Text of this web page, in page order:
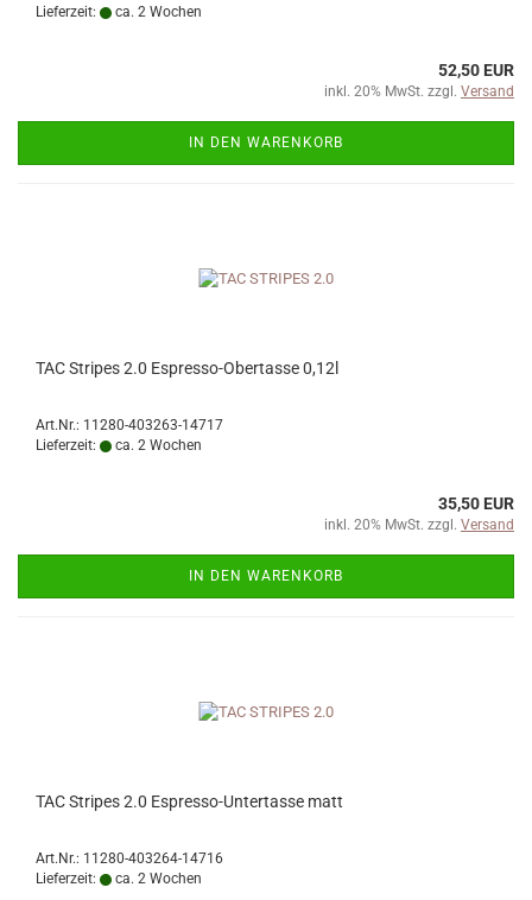
Lieferzeit: ca. 2 Wochen
52,50 EUR
inkl. 20% MwSt. zzgl. Versand
IN DEN WARENKORB
TAC Stripes 2.0 Espresso-Obertasse 0,12l
Art.Nr.: 11280-403263-14717
Lieferzeit:
ca. 2 Wochen
35,50 EUR
inkl. 20% MwSt. zzgl. Versand
IN DEN WARENKORB
TAC Stripes 2.0 Espresso-Untertasse matt
Art.Nr.: 11280-403264-14716
Lieferzeit:
ca. 2 Wochen